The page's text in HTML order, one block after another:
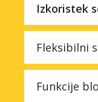
Izkoristek
Fleksibilni
Funkcije